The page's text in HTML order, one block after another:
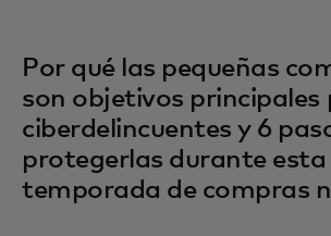
Por qué las pequeñas
son objetivos principales
ciberdelincuentes y 6
protegerlas durante esta
temporada de compras